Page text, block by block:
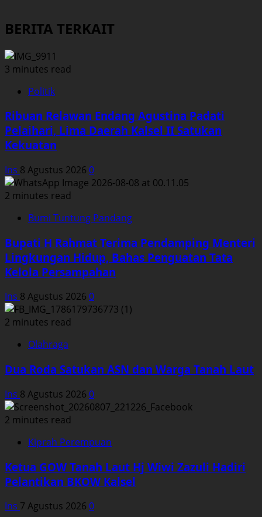
BERITA TERKAIT
3 minutes read
Politik
Ribuan Relawan Endang Agustina Padati
Pelaihari, Lima Daerah Kalsel II Satukan
Kekuatan
Ins 8 Agustus 2026 0
2 minutes read
Bumi Tuntung Pandang
Bupati H Rahmat Terima Pendamping Menteri
Lingkungan Hidup, Bahas Penguatan Tata
Kelola Persampahan
Ins 8 Agustus 2026 0
2 minutes read
Olahraga
Dua Roda Satukan ASN dan Warga Tanah Laut
Ins 8 Agustus 2026 0
2 minutes read
Kiprah Perempuan
Ketua GOW Tanah Laut Hj Wiwi Zazuli Hadiri
Pelantikan BKOW Kalsel
Ins 7 Agustus 2026 0